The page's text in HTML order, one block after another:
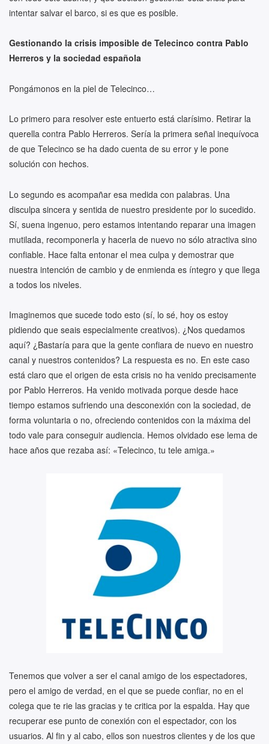
intentar salvar el barco, si es que es posible.
Gestionando la crisis imposible de Telecinco contra Pablo
Herreros y la sociedad española
Pongámonos en la piel de Telecinco…
Lo primero para resolver este entuerto está clarísimo. Retirar la
querella contra Pablo Herreros. Sería la primera señal inequívoca
de que Telecinco se ha dado cuenta de su error y le pone
solución con hechos.
Lo segundo es acompañar esa medida con palabras. Una
disculpa sincera y sentida de nuestro presidente por lo sucedido.
Sí, suena ingenuo, pero estamos intentando reparar una imagen
mutilada, recomponerla y hacerla de nuevo no sólo atractiva sino
confiable. Hace falta entonar el mea culpa y demostrar que
nuestra intención de cambio y de enmienda es íntegro y que llega
a todos los niveles.
Imaginemos que sucede todo esto (sí, lo sé, hoy os estoy
pidiendo que seais especialmente creativos). ¿Nos quedamos
aquí? ¿Bastaría para que la gente confiara de nuevo en nuestro
canal y nuestros contenidos? La respuesta es no. En este caso
está claro que el origen de esta crisis no ha venido precisamente
por Pablo Herreros. Ha venido motivada porque desde hace
tiempo estamos sufriendo una desconexión con la sociedad, de
forma voluntaria o no, ofreciendo contenidos con la máxima del
todo vale para conseguir audiencia. Hemos olvidado ese lema de
hace años que rezaba así: «Telecinco, tu tele amiga.»
Tenemos que volver a ser el canal amigo de los espectadores,
pero el amigo de verdad, en el que se puede confiar, no en el
colega que te rie las gracias y te critica por la espalda. Hay que
recuperar ese punto de conexión con el espectador, con los
usuarios. Al fin y al cabo, ellos son nuestros clientes y de los que